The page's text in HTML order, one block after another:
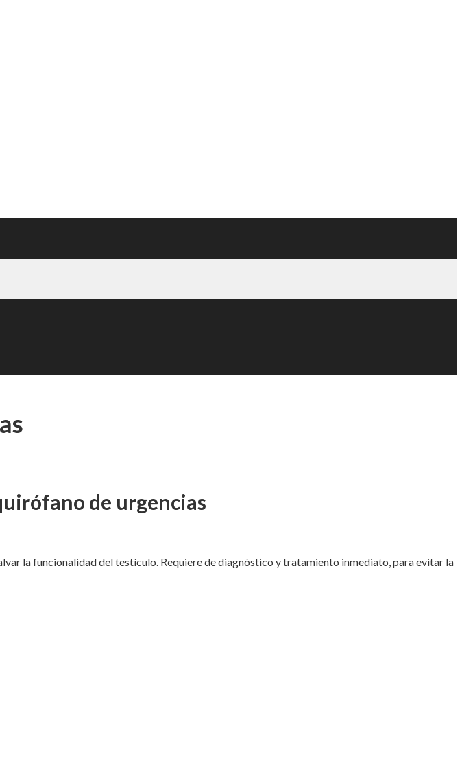
de urgencias
la funcionalidad del testículo. Requiere de diagnóstico y tratamiento inmediato, para evitar la